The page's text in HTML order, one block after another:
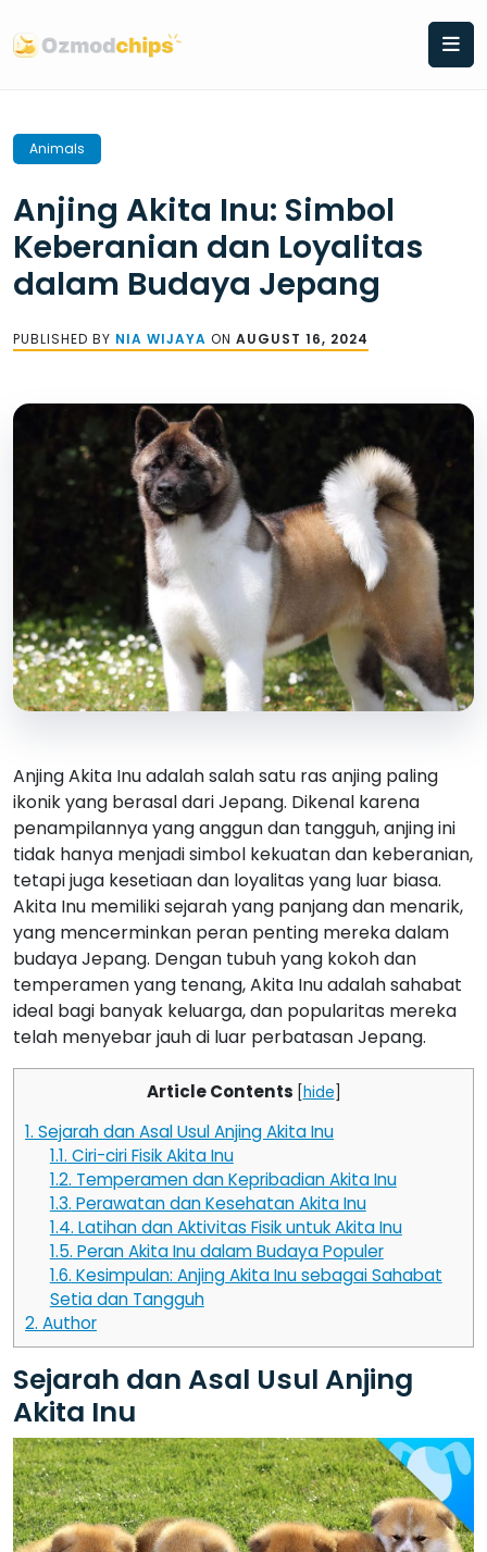
to
content
Animals
Anjing Akita Inu: Simbol
Keberanian dan Loyalitas
dalam Budaya Jepang
PUBLISHED BY NIA WIJAYA ON AUGUST 16, 2024
Anjing Akita Inu adalah salah satu ras anjing paling
ikonik yang berasal dari Jepang. Dikenal karena
penampilannya yang anggun dan tangguh, anjing ini
tidak hanya menjadi simbol kekuatan dan keberanian,
tetapi juga kesetiaan dan loyalitas yang luar biasa.
Akita Inu memiliki sejarah yang panjang dan menarik,
yang mencerminkan peran penting mereka dalam
budaya Jepang. Dengan tubuh yang kokoh dan
temperamen yang tenang, Akita Inu adalah sahabat
ideal bagi banyak keluarga, dan popularitas mereka
telah menyebar jauh di luar perbatasan Jepang.
Article Contents [hide]
1. Sejarah dan Asal Usul Anjing Akita Inu
1.1. Ciri-ciri Fisik Akita Inu
1.2. Temperamen dan Kepribadian Akita Inu
1.3. Perawatan dan Kesehatan Akita Inu
1.4. Latihan dan Aktivitas Fisik untuk Akita Inu
1.5. Peran Akita Inu dalam Budaya Populer
1.6. Kesimpulan: Anjing Akita Inu sebagai Sahabat
Setia dan Tangguh
2. Author
Sejarah dan Asal Usul Anjing
Akita Inu